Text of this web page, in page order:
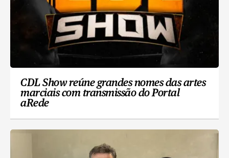
CDL Show reúne grandes nomes das artes
marciais com transmissão do Portal
aRede